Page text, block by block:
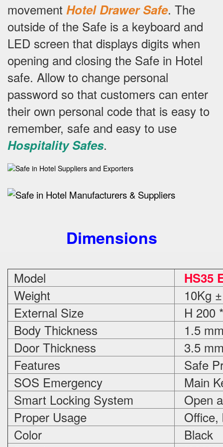
movement Hotel Drawer Safe. The
outside of the Safe is a keyboard and
LED screen that displays digits when
opening and closing the Safe in Hotel
safe. Allow to change personal
password so that customers can enter
their own personal code that is easy to
remember, safe and easy to use
Hospitality Safes.
Dimensions
Model HS35
Weight
10Kg
External Size
H 200
Body Thickness
1.5
Door Thickness
3.5
Features
Safe
SOS Emergency
Main
Smart Locking System
Open
Proper Usage
Office,
Color
Black